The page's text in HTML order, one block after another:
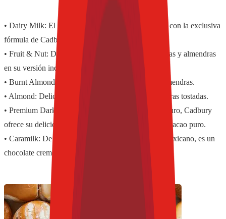
• Dairy Milk: El más cremoso y delicioso chocolate con la exclusiva
fórmula de Cadbury en su más pura expresión.
• Fruit & Nut: Delicioso chocolate Cadbury con pasas y almendras
en su versión individual.
• Burnt Almond: Delicioso chocolate oscuro con almendras.
• Almond: Delicioso chocolate Cadbury con almendras tostadas.
• Premium Dark: Para los amantes del chocolate oscuro, Cadbury
ofrece su deliciosa y exclusiva fórmula con 43% de cacao puro.
• Caramilk: De reciente incorporación al mercado mexicano, es un
chocolate cremoso relleno de delicioso caramelo.